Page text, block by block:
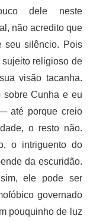
dele neste
não acredito que
seu silêncio. Pois
religioso de
visão tacanha.
sobre Cunha e eu
até porque creio
o resto não.
o intriguento do
da escuridão.
ele pode ser
governado
pouquinho de luz